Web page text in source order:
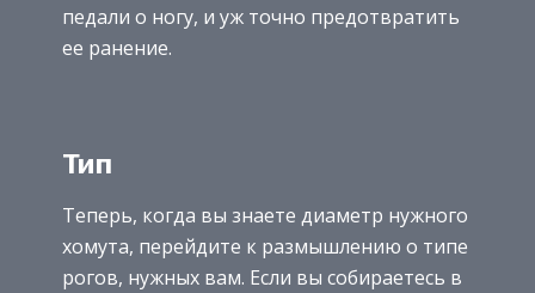
педали о ногу, и уж точно предотвратить
ее ранение.
Тип
Теперь, когда вы знаете диаметр нужного
хомута, перейдите к размышлению о типе
рогов, нужных вам. Если вы собираетесь в